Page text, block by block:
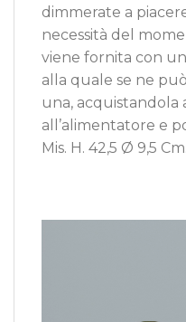
dimmerate a
necessità del
viene fornita con
alla quale se ne
una, acquistandola
all’alimentatore e
Mis. H. 42,5 Ø 9,5 Cm.